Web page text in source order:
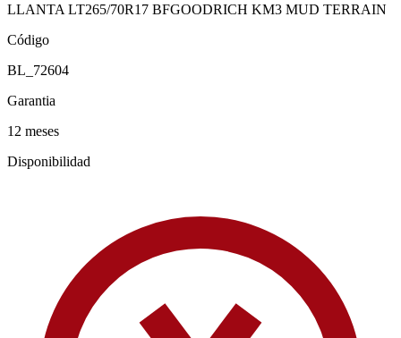
LLANTA LT265/70R17 BFGOODRICH KM3 MUD TERRAIN
Código
BL_72604
Garantia
12 meses
Disponibilidad